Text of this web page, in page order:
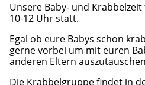
Beratungsangebote
Programmheft vom
Urbanstraße e.V.
Sonnen-Café
Raumanfrage
Über uns
Das Team
Aktuelle Informationen
Kontakt
Unsere Baby- und
10-12 Uhr statt.
Egal ob eure Babys schon
gerne vorbei um mit euren
anderen Eltern
Die Krabbelgruppe findet in